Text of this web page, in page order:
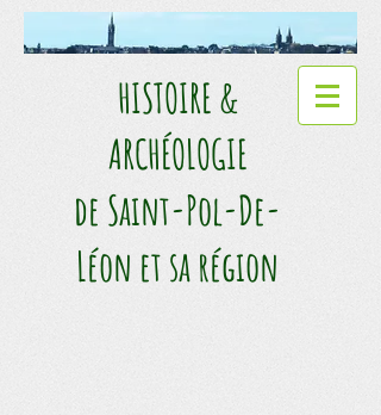
HISTOIRE &
ARCHÉOLOGIE​
de Saint-Pol-De-
Léon et sa région